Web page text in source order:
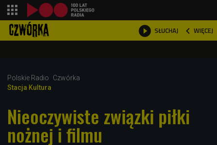
 SŁUCHAJ  WIĘCEJ

Polskie Radio
Czwórka
Stacja Kultura
Nieoczywiste związki piłki
nożnej i filmu